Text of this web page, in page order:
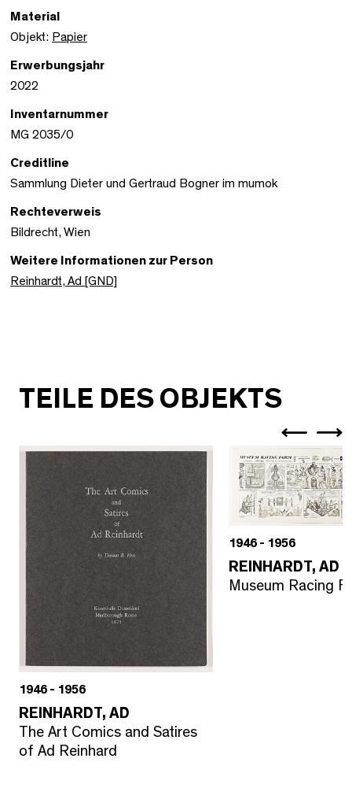
Material
Objekt: Papier
Erwerbungsjahr
2022
Inventarnummer
MG 2035/0
Creditline
Sammlung Dieter und Gertraud Bogner im mumok
Rechteverweis
Bildrecht, Wien
Weitere Informationen zur Person
Reinhardt, Ad [GND]
TEILE DES OBJEKTS
1946 - 1956
REINHARDT, AD
The Art Comics and Satires
of Ad Reinhard
1946 - 1956
REINHARDT, AD
Museum Racing